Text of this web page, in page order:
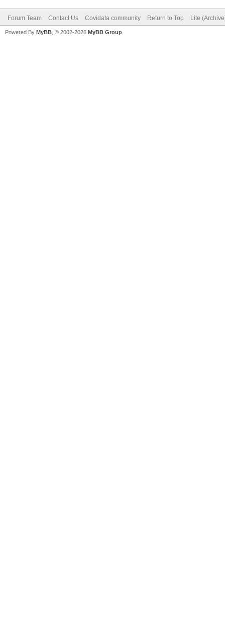
Forum Team Contact Us Covidata community Return to Top Lite
Powered By MyBB , © 2002-2026 MyBB Group